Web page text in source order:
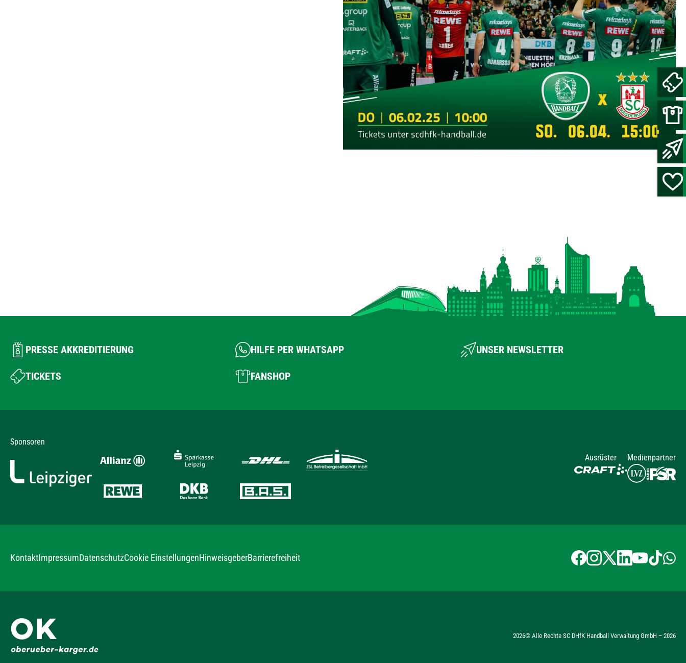
PRESSE AKKREDITIERUNG HILFE PER WHATSAPP UNSER NEWSLETTER
TICKETS FANSHOP
Sponsoren
Ausrüster
Medienpartner
KontaktImpressumDatenschutzCookie EinstellungenHinweisgeberBarrierefreiheit
2026© Alle Rechte SC DHfK Handball Verwaltung GmbH – 2026